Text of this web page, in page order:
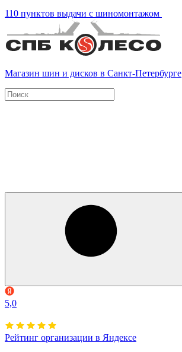
110 пунктов выдачи с шиномонтажом
Магазин шин и дисков в Санкт-Петербурге
5,0
Рейтинг организации в Яндексе